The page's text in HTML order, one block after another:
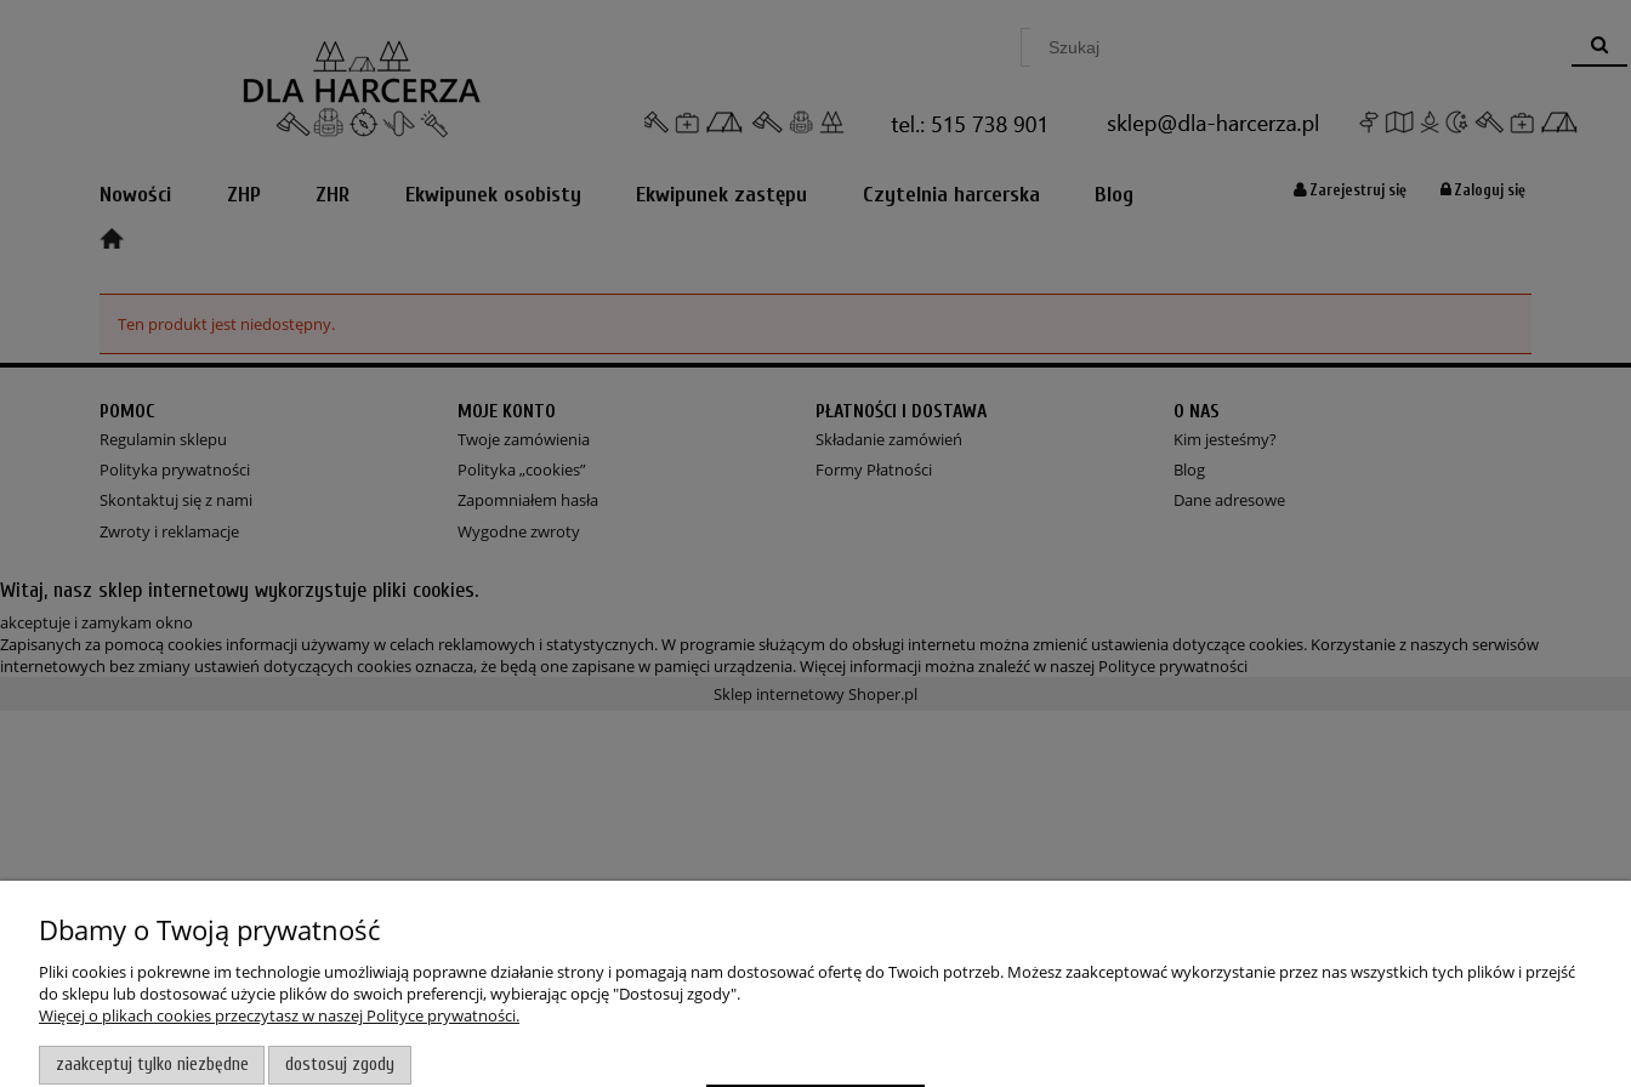
Zarejestruj się Zaloguj się
Nowości ZHP ZHR Ekwipunek osobisty Ekwipunek zastępu Czytelnia harcerska Blog
Ten produkt jest niedostępny.
POMOC
Regulamin sklepu
Polityka prywatności
Skontaktuj się z nami
Zwroty i reklamacje
MOJE KONTO
Twoje zamówienia
Polityka „cookies”
Zapomniałem hasła
Wygodne zwroty
PŁATNOŚCI I DOSTAWA
Składanie zamówień
Formy Płatności
O NAS
Kim jesteśmy?
Blog
Dane adresowe
Witaj, nasz sklep internetowy wykorzystuje pliki cookies.
akceptuje i zamykam okno
Zapisanych za pomocą cookies informacji używamy w celach reklamowych i statystycznych. W programie służącym do obsługi internetu można zmienić ustawienia dotyczące cookies. Korzystanie z naszych serwisów
internetowych bez zmiany ustawień dotyczących cookies oznacza, że będą one zapisane w pamięci urządzenia. Więcej informacji można znaleźć w naszej Polityce prywatności
Sklep internetowy Shoper.pl
Dbamy o Twoją prywatność
Pliki cookies i pokrewne im technologie umożliwiają poprawne działanie strony i pomagają nam dostosować ofertę do Twoich potrzeb. Możesz zaakceptować wykorzystanie przez nas wszystkich tych plików i przejść
do sklepu lub dostosować użycie plików do swoich preferencji, wybierając opcję "Dostosuj zgody".
Więcej o plikach cookies przeczytasz w naszej Polityce prywatności.
zaakceptuj tylko niezbędne dostosuj zgody